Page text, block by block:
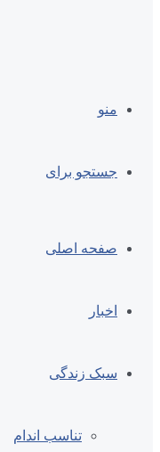
منو
جستجو برای
صفحه اصلی
اخبار
سبک زندگی
تناسب اندام